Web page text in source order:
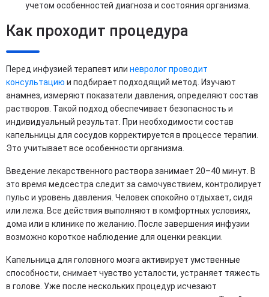
учетом особенностей диагноза и состояния организма.
Как проходит процедура
Перед инфузией терапевт или невролог проводит
консультацию и подбирает подходящий метод. Изучают
анамнез, измеряют показатели давления, определяют состав
растворов. Такой подход обеспечивает безопасность и
индивидуальный результат. При необходимости состав
капельницы для сосудов корректируется в процессе терапии.
Это учитывает все особенности организма.
Введение лекарственного раствора занимает 20–40 минут. В
это время медсестра следит за самочувствием, контролирует
пульс и уровень давления. Человек спокойно отдыхает, сидя
или лежа. Все действия выполняют в комфортных условиях,
дома или в клинике по желанию. После завершения инфузии
возможно короткое наблюдение для оценки реакции.
Капельница для головного мозга активирует умственные
способности, снимает чувство усталости, устраняет тяжесть
в голове. Уже после нескольких процедур исчезают